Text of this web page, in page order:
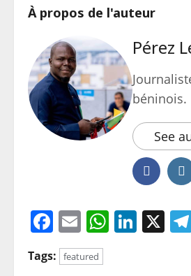
À propos de l'auteur
Pérez
béninois.
See
Facebook
Email X
Tags: featured